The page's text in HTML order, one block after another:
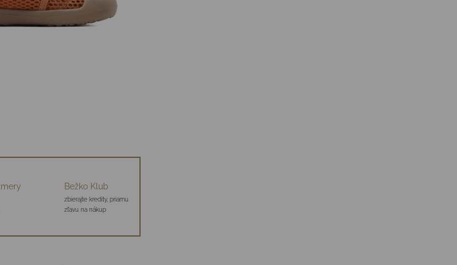
Bežko Klub
zbierajte kredity, priamu
zľavu na nákup